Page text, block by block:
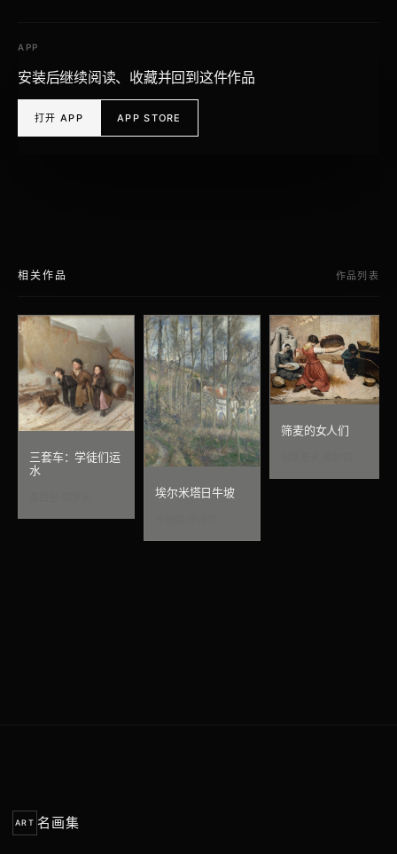
APP
安装后继续阅读、收藏并回到这件作品
打开 APP APP STORE
相关作品 作品列表
三套车：学徒们运
水
埃尔米塔日牛坡
筛麦的女人们
ART 名画集